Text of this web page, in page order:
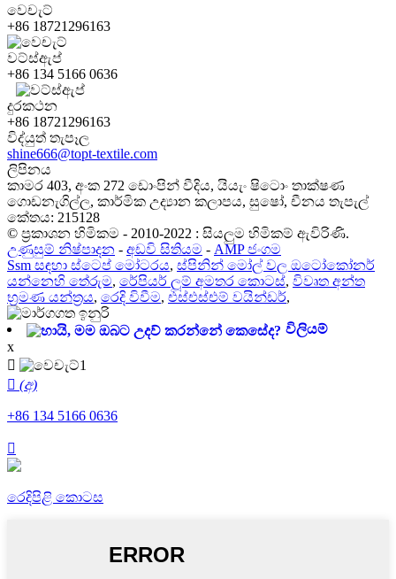
වෙචැට්
+86 18721296163
වට්ස්ඇප්
+86 134 5166 0636
දුරකථන
+86 18721296163
විද්යුත් තැපෑල
shine666@topt-textile.com
ලිපිනය
කාමර 403, අංක 272 ඩොංපින් වීදිය, යියැං ෂිටොං තාක්ෂණ
ගොඩනැගිල්ල, කාර්මික උද්‍යාන කලාපය, සුෂෝ, චීනය තැපැල්
කේතය: 215128
© ප්‍රකාශන හිමිකම - 2010-2022 : සියලුම හිමිකම් ඇවිරිණි.
උණුසුම් නිෂ්පාදන - අඩවි සිතියම - AMP ජංගම
Ssm සඳහා ස්ටෙප් මෝටරය, ස්පිනින් මෝල් වල ඔටෝකෝනර්
යන්නෙහි තේරුම, රේපියර් ලූම් අමතර කොටස්, විවෘත අන්ත
භ්‍රමණ යන්ත්‍රය, රෙදි විවීම, එස්එස්එම් වයින්ඩර්,
විලියම්
x

 (අ)
+86 134 5166 0636

රෙදිපිළි කොටස